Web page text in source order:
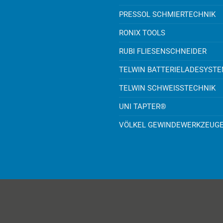
PRESSOL SCHMIERTECHNIK
RONIX TOOLS
RUBI FLIESENSCHNEIDER
TELWIN
TELWIN SCHWEISSTECHNIK
UNI TAPTER®
VÖLKEL GEWINDEWERKZEUGE